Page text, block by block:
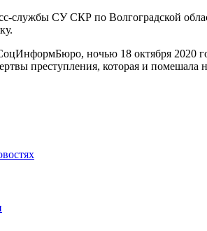
службы СУ СКР по Волгоградской
ночью 18 октября 2020
преступления, которая и помешала